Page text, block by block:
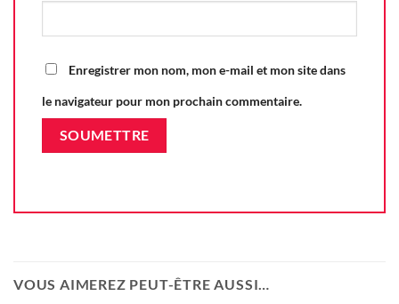
Enregistrer mon nom, mon e-mail et mon site dans
le navigateur pour mon prochain commentaire.
VOUS AIMEREZ PEUT-ÊTRE AUSSI…